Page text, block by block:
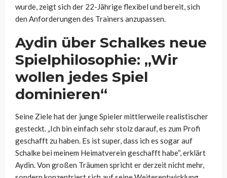
wurde, zeigt sich der 22-Jährige flexibel und bereit, sich
den Anforderungen des Trainers anzupassen.
Aydin über Schalkes neue
Spielphilosophie: „Wir
wollen jedes Spiel
dominieren“
Seine Ziele hat der junge Spieler mittlerweile realistischer
gesteckt. „Ich bin einfach sehr stolz darauf, es zum Profi
geschafft zu haben. Es ist super, dass ich es sogar auf
Schalke bei meinem Heimatverein geschafft habe“, erklärt
Aydin. Von großen Träumen spricht er derzeit nicht mehr,